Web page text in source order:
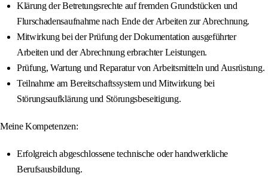
Klärung der Betretungsrechte auf fremden Grundstücken und
Flurschadensaufnahme nach Ende der Arbeiten zur Abrechnung.
Mitwirkung bei der Prüfung der Dokumentation ausgeführter
Arbeiten und der Abrechnung erbrachter Leistungen.
Prüfung, Wartung und Reparatur von Arbeitsmitteln und Ausrüstung.
Teilnahme am Bereitschaftssystem und Mitwirkung bei
Störungsaufklärung und Störungsbeseitigung.
Meine Kompetenzen:
Erfolgreich abgeschlossene technische oder handwerkliche
Berufsausbildung.